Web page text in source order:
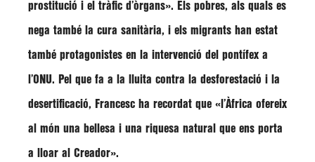
prostitució i el tràfic d’òrgans». Els pobres, als quals es
nega també la cura sanitària, i els migrants han estat
també protagonistes en la intervenció del pontífex a
l’ONU. Pel que fa a la lluita contra la desforestació i la
desertificació, Francesc ha recordat que «l’Àfrica ofereix
al món una bellesa i una riquesa natural que ens porta
a lloar al Creador».